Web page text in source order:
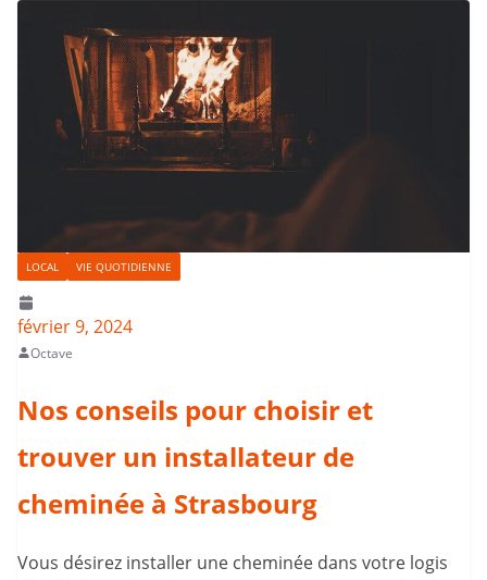
LOCAL VIE QUOTIDIENNE
février 9, 2024
Octave
Nos conseils pour choisir et
trouver un installateur de
cheminée à Strasbourg
Vous désirez installer une cheminée dans votre logis